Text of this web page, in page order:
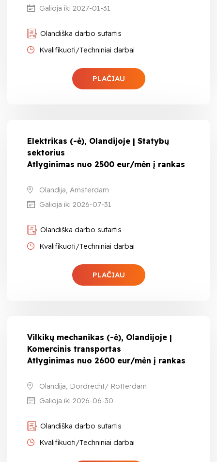
Galioja iki 2027-01-31
Olandiška darbo sutartis
Kvalifikuoti/Techniniai darbai
PLAČIAU
Elektrikas (-ė), Olandijoje | Statybų
sektorius
Atlyginimas nuo 2500 eur/mėn į rankas
Olandija, Amsterdam
Galioja iki 2026-07-31
Olandiška darbo sutartis
Kvalifikuoti/Techniniai darbai
PLAČIAU
Vilkikų mechanikas (-ė), Olandijoje |
Komercinis transportas
Atlyginimas nuo 2600 eur/mėn į rankas
Olandija, Dordrecht/ Rotterdam
Galioja iki 2026-06-30
Olandiška darbo sutartis
Kvalifikuoti/Techniniai darbai